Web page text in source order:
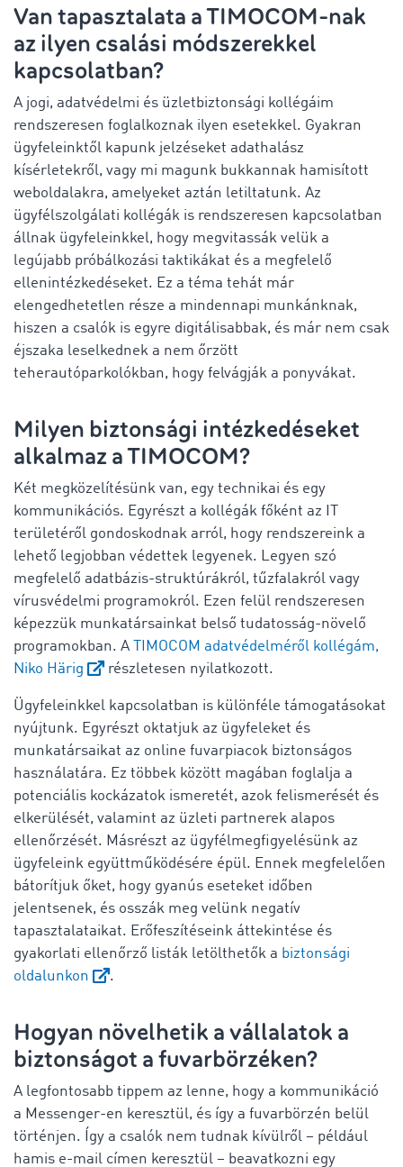
Van tapasztalata a TIMOCOM-nak
az ilyen csalási módszerekkel
kapcsolatban?
A jogi, adatvédelmi és üzletbiztonsági kollégáim
rendszeresen foglalkoznak ilyen esetekkel. Gyakran
ügyfeleinktől kapunk jelzéseket adathalász
kísérletekről, vagy mi magunk bukkannak hamisított
weboldalakra, amelyeket aztán letiltatunk. Az
ügyfélszolgálati kollégák is rendszeresen kapcsolatban
állnak ügyfeleinkkel, hogy megvitassák velük a
legújabb próbálkozási taktikákat és a megfelelő
ellenintézkedéseket. Ez a téma tehát már
elengedhetetlen része a mindennapi munkánknak,
hiszen a csalók is egyre digitálisabbak, és már nem csak
éjszaka leselkednek a nem őrzött
teherautóparkolókban, hogy felvágják a ponyvákat.
Milyen biztonsági intézkedéseket
alkalmaz a TIMOCOM?
Két megközelítésünk van, egy technikai és egy
kommunikációs. Egyrészt a kollégák főként az IT
területéről gondoskodnak arról, hogy rendszereink a
lehető legjobban védettek legyenek. Legyen szó
megfelelő adatbázis-struktúrákról, tűzfalakról vagy
vírusvédelmi programokról. Ezen felül rendszeresen
képezzük munkatársainkat belső tudatosság-növelő
programokban. A
TIMOCOM adatvédelméről kollégám,
Niko Härig
részletesen nyilatkozott.
Ügyfeleinkkel kapcsolatban is különféle támogatásokat
nyújtunk. Egyrészt oktatjuk az ügyfeleket és
munkatársaikat az online fuvarpiacok biztonságos
használatára. Ez többek között magában foglalja a
potenciális kockázatok ismeretét, azok felismerését és
elkerülését, valamint az üzleti partnerek alapos
ellenőrzését. Másrészt az ügyfélmegfigyelésünk az
ügyfeleink együttműködésére épül. Ennek megfelelően
bátorítjuk őket, hogy gyanús eseteket időben
jelentsenek, és osszák meg velünk negatív
tapasztalataikat. Erőfeszítéseink áttekintése és
gyakorlati ellenőrző listák letölthetők a biztonsági
oldalunkon
.
Hogyan növelhetik a vállalatok a
biztonságot a fuvarbörzéken?
A legfontosabb tippem az lenne, hogy a kommunikáció
a Messenger-en keresztül, és így a fuvarbörzén belül
történjen. Így a csalók nem tudnak kívülről – például
hamis e-mail címen keresztül – beavatkozni egy